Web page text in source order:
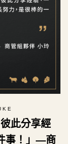
此分享經
事！」—商